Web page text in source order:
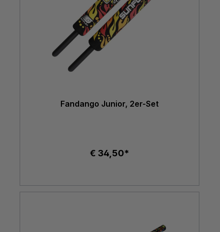
Fandango Junior, 2er-Set
€ 34,50*